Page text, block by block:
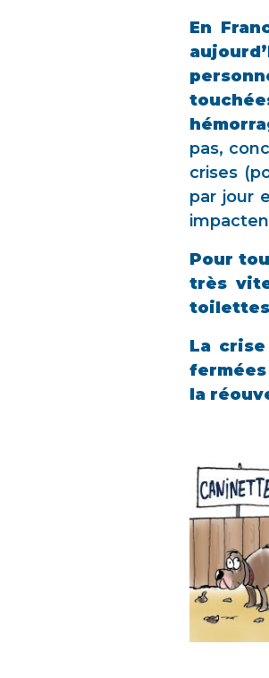
En
pas,
crises
par jour
Pour
très
toilettes
La
la